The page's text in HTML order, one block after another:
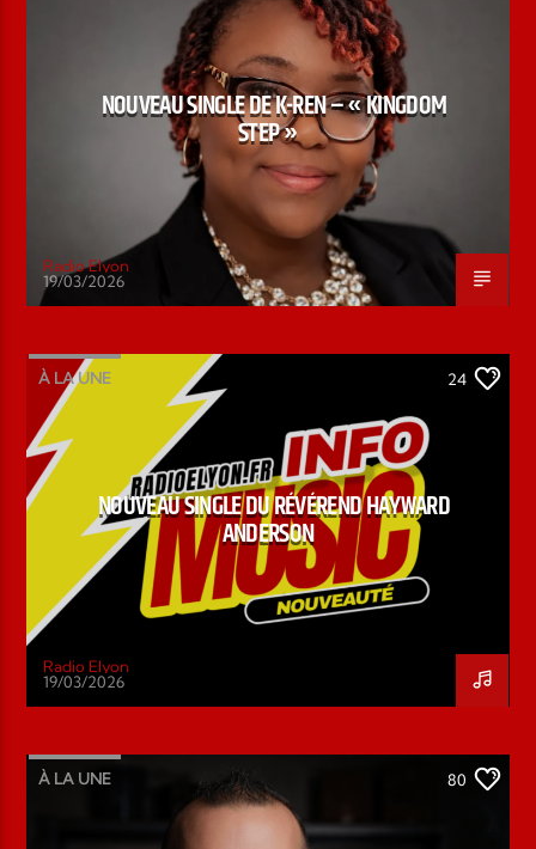
NOUVEAU SINGLE DE K-REN – « KINGDOM
STEP »
Radio Elyon
19/03/2026
À LA UNE 24
NOUVEAU SINGLE DU RÉVÉREND HAYWARD
ANDERSON
Radio Elyon
19/03/2026
À LA UNE 80